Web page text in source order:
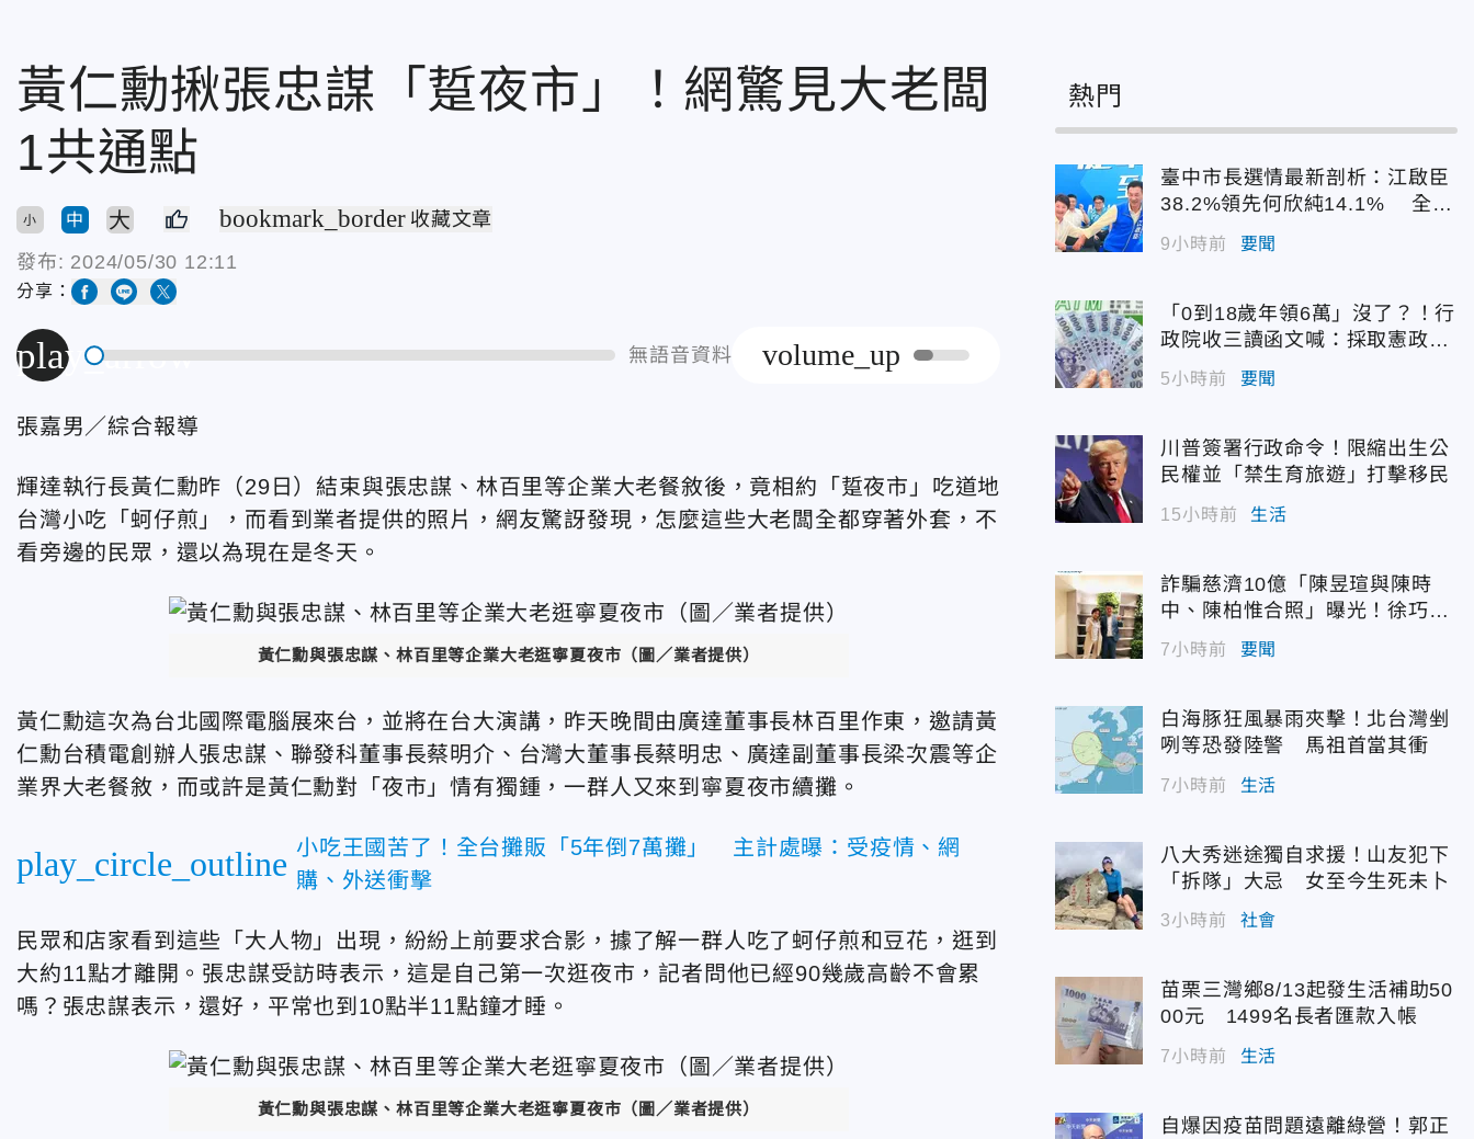
黃仁勳揪張忠謀「踅夜市」！網驚見大老闆
1共通點
小 中 大 bookmark_border 收藏文章
發布: 2024/05/30 12:11
分享：
play_arrow 無語音資料 volume_up
張嘉男／綜合報導
輝達執行長黃仁勳昨（29日）結束與張忠謀、林百里等企業大老餐敘後，竟相約「踅夜市」吃道地
台灣小吃「蚵仔煎」，而看到業者提供的照片，網友驚訝發現，怎麼這些大老闆全都穿著外套，不
看旁邊的民眾，還以為現在是冬天。
黃仁勳與張忠謀、林百里等企業大老逛寧夏夜市（圖／業者提供）
黃仁勳這次為台北國際電腦展來台，並將在台大演講，昨天晚間由廣達董事長林百里作東，邀請黃
仁勳台積電創辦人張忠謀、聯發科董事長蔡明介、台灣大董事長蔡明忠、廣達副董事長梁次震等企
業界大老餐敘，而或許是黃仁勳對「夜市」情有獨鍾，一群人又來到寧夏夜市續攤。
play_circle_outline 小吃王國苦了！全台攤販「5年倒7萬攤」 主計處曝：受疫情、網
購、外送衝擊
民眾和店家看到這些「大人物」出現，紛紛上前要求合影，據了解一群人吃了蚵仔煎和豆花，逛到
大約11點才離開。張忠謀受訪時表示，這是自己第一次逛夜市，記者問他已經90幾歲高齡不會累
嗎？張忠謀表示，還好，平常也到10點半11點鐘才睡。
黃仁勳與張忠謀、林百里等企業大老逛寧夏夜市（圖／業者提供）
熱門
臺中市長選情最新剖析：江啟臣
38.2%領先何欣純14.1% 全世
代支持度全面居首
9小時前 要聞
「0到18歲年領6萬」沒了？！行
政院收三讀函文喊：採取憲政作
為
5小時前 要聞
川普簽署行政命令！限縮出生公
民權並「禁生育旅遊」打擊移民
15小時前 生活
詐騙慈濟10億「陳昱瑄與陳時
中、陳柏惟合照」曝光！徐巧芯
震撼出手
7小時前 要聞
白海豚狂風暴雨夾擊！北台灣剉
咧等恐發陸警 馬祖首當其衝
7小時前 生活
八大秀迷途獨自求援！山友犯下
「拆隊」大忌 女至今生死未卜
3小時前 社會
苗栗三灣鄉8/13起發生活補助50
00元 1499名長者匯款入帳
7小時前 生活
自爆因疫苗問題遠離綠營！郭正